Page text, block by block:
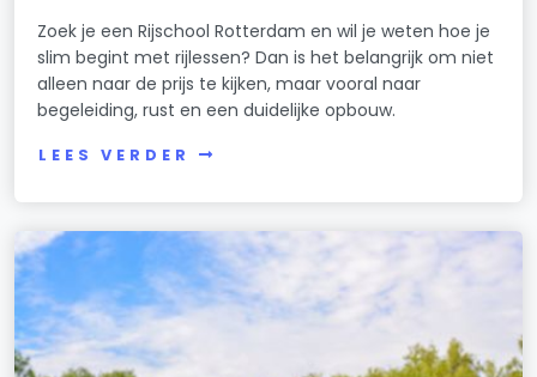
Zoek je een Rijschool Rotterdam en wil je weten hoe je
slim begint met rijlessen? Dan is het belangrijk om niet
alleen naar de prijs te kijken, maar vooral naar
begeleiding, rust en een duidelijke opbouw.
LEES VERDER